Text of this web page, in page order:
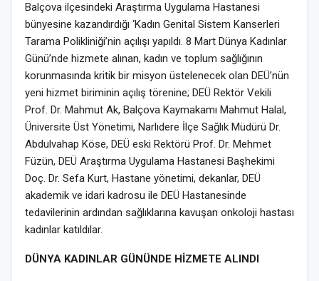
Balçova ilçesindeki Araştırma Uygulama Hastanesi
bünyesine kazandırdığı ‘Kadın Genital Sistem Kanserleri
Tarama Polikliniği’nin açılışı yapıldı. 8 Mart Dünya Kadınlar
Günü’nde hizmete alınan, kadın ve toplum sağlığının
korunmasında kritik bir misyon üstelenecek olan DEÜ’nün
yeni hizmet biriminin açılış törenine; DEÜ Rektör Vekili
Prof. Dr. Mahmut Ak, Balçova Kaymakamı Mahmut Halal,
Üniversite Üst Yönetimi, Narlıdere İlçe Sağlık Müdürü Dr.
Abdulvahap Köse, DEÜ eski Rektörü Prof. Dr. Mehmet
Füzün, DEÜ Araştırma Uygulama Hastanesi Başhekimi
Doç. Dr. Sefa Kurt, Hastane yönetimi, dekanlar, DEÜ
akademik ve idari kadrosu ile DEÜ Hastanesinde
tedavilerinin ardından sağlıklarına kavuşan onkoloji hastası
kadınlar katıldılar.
DÜNYA KADINLAR GÜNÜNDE HİZMETE ALINDI